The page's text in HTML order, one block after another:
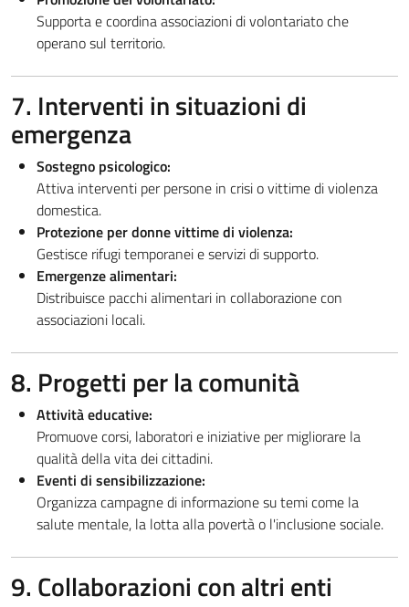
Supporta e coordina associazioni di volontariato che
operano sul territorio.
7. Interventi in situazioni di
emergenza
Sostegno psicologico:
Attiva interventi per persone in crisi o vittime di violenza
domestica.
Protezione per donne vittime di violenza:
Gestisce rifugi temporanei e servizi di supporto.
Emergenze alimentari:
Distribuisce pacchi alimentari in collaborazione con
associazioni locali.
8. Progetti per la comunità
Attività educative:
Promuove corsi, laboratori e iniziative per migliorare la
qualità della vita dei cittadini.
Eventi di sensibilizzazione:
Organizza campagne di informazione su temi come la
salute mentale, la lotta alla povertà o l'inclusione sociale.
9. Collaborazioni con altri enti